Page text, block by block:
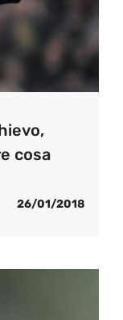
cosa
26/01/2018